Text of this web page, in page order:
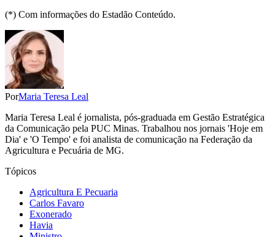
(*) Com informações do Estadão Conteúdo.
PorMaria Teresa Leal
Maria Teresa Leal é jornalista, pós-graduada em Gestão Estratégica
da Comunicação pela PUC Minas. Trabalhou nos jornais 'Hoje em
Dia' e 'O Tempo' e foi analista de comunicação na Federação da
Agricultura e Pecuária de MG.
Tópicos
Agricultura E Pecuaria
Carlos Favaro
Exonerado
Havia